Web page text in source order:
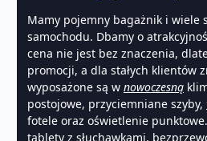
Mamy pojemny bagażnik i wiele
samochodu. Dbamy o
cena nie jest bez znaczenia,
promocji, a dla stałych klientów
wyposażone są w nowoczesną
postojowe, przyciemniane szyby,
fotele oraz oświetlenie
tablety z słuchawkami,